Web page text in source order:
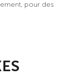
pour des